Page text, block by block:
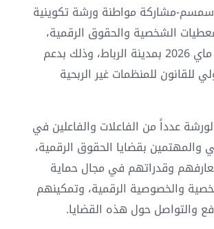
مشاركة مواطنة ورشة تكوينية
الشخصية والحقوق الرقمية،
يومي 16 و17 ماي 2026 بمدينة الرباط، وذلك بدعم
للقانون للمنظمات غير الربحية
عدداً من الفاعلات والفاعلين في
والمهتمين بقضايا الحقوق الرقمية،
وقدراتهم في مجال حماية
والخصوصية الرقمية، وتمكينهم
والتواصل حول هذه القضايا.